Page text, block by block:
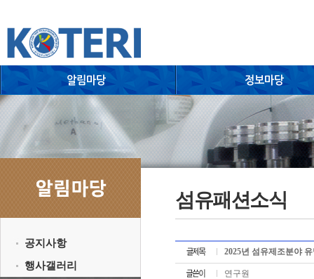
공지사항
행사갤러리
섬유패션소식
2025년 섬유제조분야
연구원